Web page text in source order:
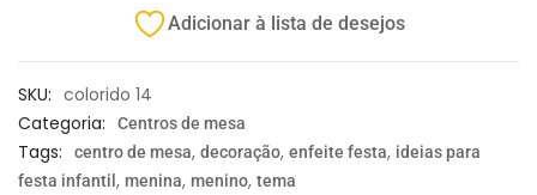
Adicionar à lista de desejos
SKU: colorido 14
Categoria:
Centros de mesa
Tags: centro de mesa, decoração, enfeite festa, ideias para
festa infantil , menina, menino, tema